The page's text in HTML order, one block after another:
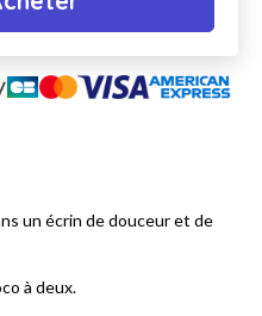
un écrin de douceur et de
à deux.